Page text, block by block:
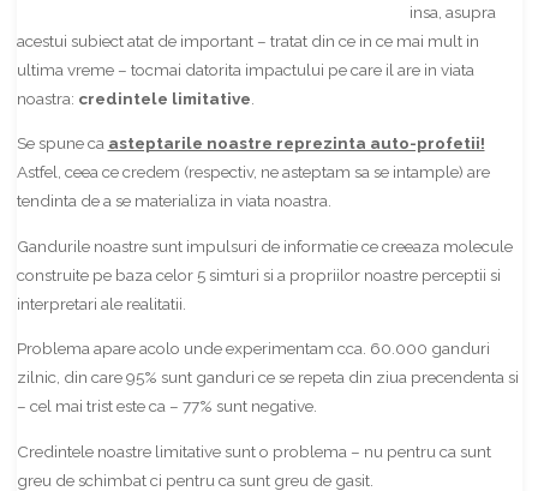
insa, asupra
acestui subiect atat de important – tratat din ce in ce mai mult in
ultima vreme – tocmai datorita impactului pe care il are in viata
noastra: credintele limitative
Se spune ca asteptarile noastre reprezinta auto-profetii!
Astfel, ceea ce credem (respectiv, ne asteptam sa se intample) are
tendinta de a se materializa in viata noastra.
Gandurile noastre sunt impulsuri de informatie ce creeaza molecule
construite pe baza celor 5 simturi si a propriilor noastre perceptii si
interpretari ale realitatii.
Problema apare acolo unde experimentam cca. 60.000 ganduri
zilnic, din care 95% sunt ganduri ce se repeta din ziua precendenta si
– cel mai trist este ca – 77% sunt negative.
Credintele noastre limitative sunt o problema – nu pentru ca sunt
greu de schimbat ci pentru ca sunt greu de gasit.